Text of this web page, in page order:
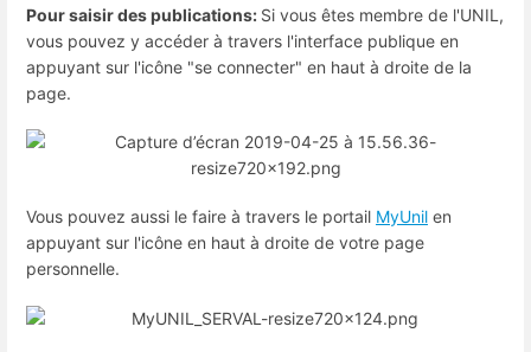
Pour saisir des publications: Si vous êtes membre de l'UNIL,
vous pouvez y accéder à travers l'interface publique en
appuyant sur l'icône "se connecter" en haut à droite de la
page.
Vous pouvez aussi le faire à travers le portail MyUnil en
appuyant sur l'icône en haut à droite de votre page
personnelle.